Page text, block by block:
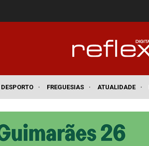
DESPORTO · FREGUESIAS · ATUALIDADE ·